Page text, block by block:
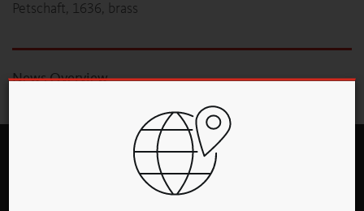
Petschaft, 1636, brass
News Overview